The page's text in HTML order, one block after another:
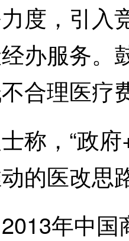
度，引入
办服务。
合理医疗
，“政府
的医改思
年中国